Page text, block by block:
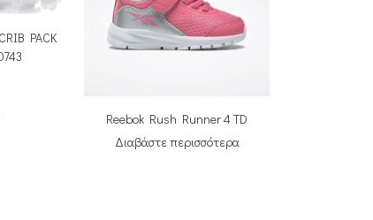
PACK
Reebok Rush Runner 4 TD
Διαβάστε περισσότερα